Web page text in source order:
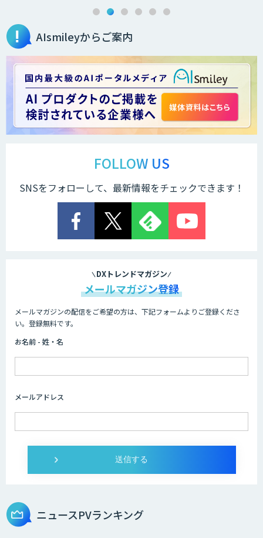
Zoom Phone
QANT スピーク
MµgenGAI
「HARMONY」
IBT BizTAPAI
AI開発・伴走支援・内製化支援
AIsmileyからご案内
FOLLOW US
SNSをフォローして、最新情報をチェックできます！
DXトレンドマガジン
メールマガジン登録
メールマガジンの配信をご希望の方は、下記フォームよりご登録くださ
い。登録無料です。
お名前 - 姓・名
メールアドレス
ニュースPVランキング